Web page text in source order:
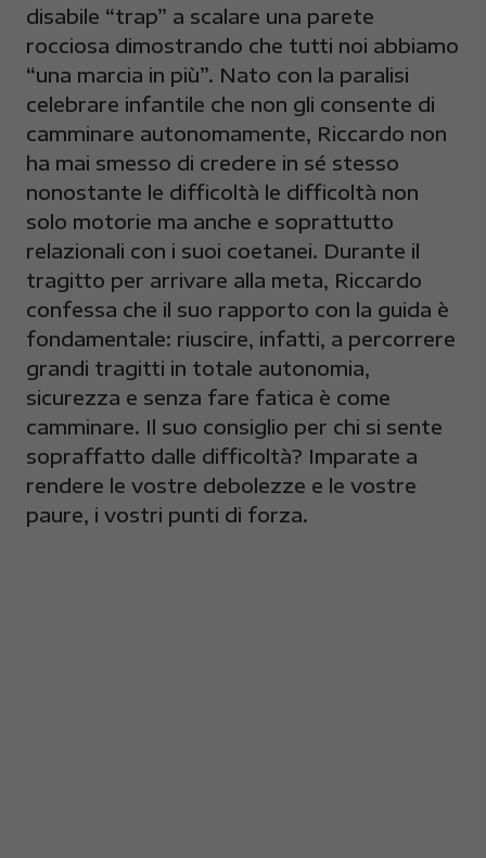
disabile “trap” a scalare una parete
rocciosa dimostrando che tutti noi abbiamo
“una marcia in più”. Nato con la paralisi
celebrare infantile che non gli consente di
camminare autonomamente, Riccardo non
ha mai smesso di credere in sé stesso
nonostante le difficoltà le difficoltà non
solo motorie ma anche e soprattutto
relazionali con i suoi coetanei. Durante il
tragitto per arrivare alla meta, Riccardo
confessa che il suo rapporto con la guida è
fondamentale: riuscire, infatti, a percorrere
grandi tragitti in totale autonomia,
sicurezza e senza fare fatica è come
camminare. Il suo consiglio per chi si sente
sopraffatto dalle difficoltà? Imparate a
rendere le vostre debolezze e le vostre
paure, i vostri punti di forza.